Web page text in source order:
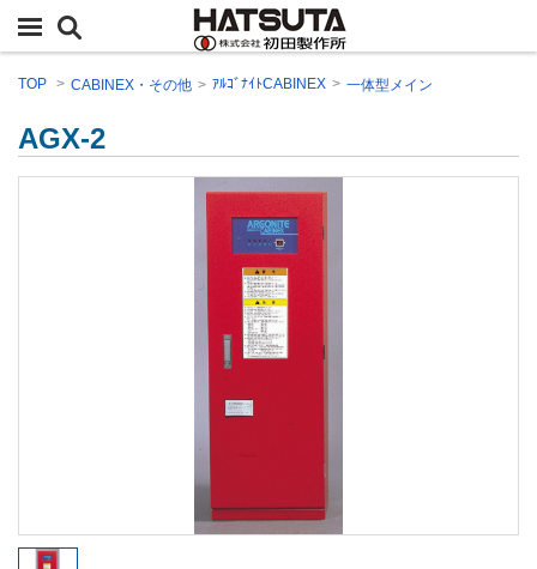
TOP CABINEX・その他 ｱﾙｺﾞﾅｲﾄCABINEX 一体型メイン
AGX-2